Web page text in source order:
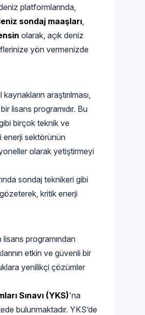
platformlarında,
sondaj maaşları
olarak, açık deniz
yön vermenizde
araştırılması,
lisans programıdır. Bu
birçok teknik ve
enerji sektörünün
olarak yetiştirmeyi
sondaj teknikeri gibi
kritik enerji
programından
etkin ve güvenli bir
yenilikçi çözümler
Sınavı (YKS)'na
bulunmaktadır. YKS’de